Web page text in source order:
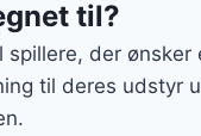
til?
spillere, der ønsker
til deres udstyr